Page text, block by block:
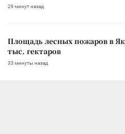
29 минут назад
Площадь лесных пожаров в
тыс. гектаров
33 минуты назад